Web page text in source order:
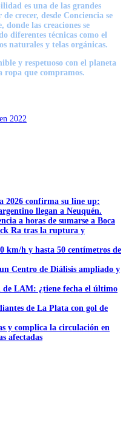
es una de las grandes
crecer, desde Conciencia se
donde las creaciones se
diferentes técnicas como el
naturales y telas orgánicas.
y respetuoso con el planeta
ropa que compramos.
2022
2026 confirma su line up:
llegan a Neuquén.
a horas de sumarse a Boca
Ra tras la ruptura y
km/h y hasta 50 centímetros de
Centro de Diálisis ampliado y
LAM: ¿tiene fecha el último
de La Plata con gol de
y complica la circulación en
afectadas